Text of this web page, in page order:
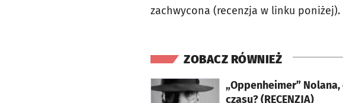
zachwycona (recenzja w linku poniżej).
ZOBACZ RÓWNIEŻ
„Oppenheimer”
czasu? (RECENZJA)
otworzy się w nowej karcie